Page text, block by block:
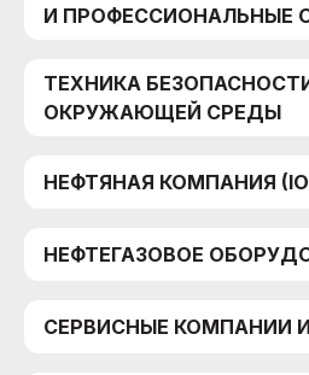
И ПРОФЕССИОНАЛЬНЫЕ
ТЕХНИКА
ОКРУЖАЮЩЕЙ СРЕДЫ
НЕФТЯНАЯ КОМПАНИЯ
НЕФТЕГАЗОВОЕ
СЕРВИСНЫЕ КОМПАНИИ